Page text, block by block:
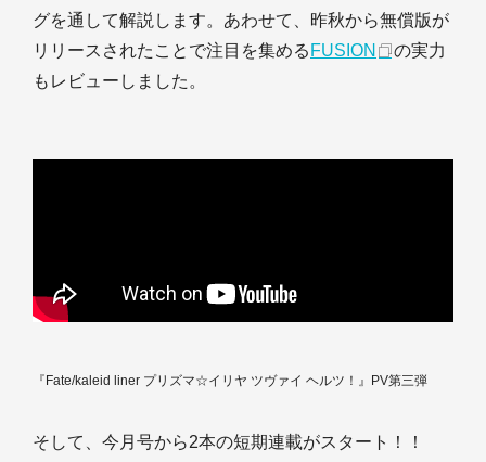
グを通して解説します。あわせて、昨秋から無償版が
リリースされたことで注目を集める FUSION
の実力
もレビューしました。
『Fate/kaleid liner プリズマ☆イリヤ ツヴァイ ヘルツ！』PV第三弾
そして、今月号から2本の短期連載がスタート！！